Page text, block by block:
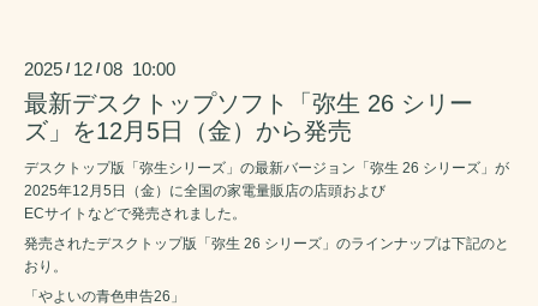
2025 / 12 /08 10:00
最新デスクトップソフト「弥生 26 シリー
ズ」を12月5日（金）から発売
デスクトップ版「弥生シリーズ」の最新バージョン「弥生 26 シリーズ」が
2025年12月5日（金）に全国の家電量販店の店頭および
ECサイトなどで発売されました。
発売されたデスクトップ版「弥生 26 シリーズ」のラインナップは下記のと
おり。
「やよいの青色申告26」